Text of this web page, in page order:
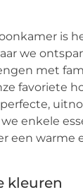
is
we
met
favoriete
enkele
een warme
kleuren